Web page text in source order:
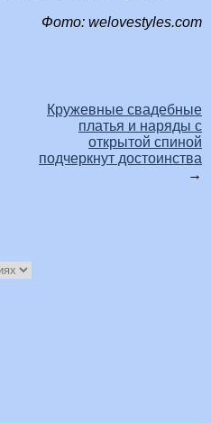
Фото: welovestyles.com
Кружевные свадебные
платья и наряды с
открытой спиной
подчеркнут достоинства
→